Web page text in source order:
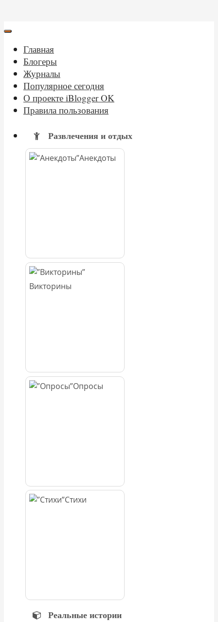
Главная
Блогеры
Журналы
Популярное сегодня
О проекте iBlogger OK
Правила пользования
Развлечения и отдых
Анекдоты
Викторины
Опросы
Стихи
Реальные истории